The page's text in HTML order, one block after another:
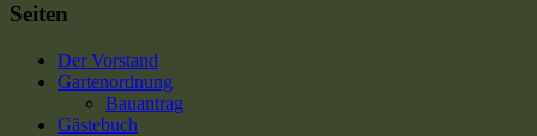
Seiten
Der Vorstand
Gartenordnung
Bauantrag
Gästebuch